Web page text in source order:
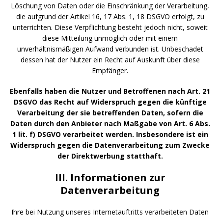
Löschung von Daten oder die Einschränkung der Verarbeitung,
die aufgrund der Artikel 16, 17 Abs. 1, 18 DSGVO erfolgt, zu
unterrichten. Diese Verpflichtung besteht jedoch nicht, soweit
diese Mitteilung unmöglich oder mit einem
unverhältnismäßigen Aufwand verbunden ist. Unbeschadet
dessen hat der Nutzer ein Recht auf Auskunft über diese
Empfänger.
Ebenfalls haben die Nutzer und Betroffenen nach Art. 21
DSGVO das Recht auf Widerspruch gegen die künftige
Verarbeitung der sie betreffenden Daten, sofern die
Daten durch den Anbieter nach Maßgabe von Art. 6 Abs.
1 lit. f) DSGVO verarbeitet werden. Insbesondere ist ein
Widerspruch gegen die Datenverarbeitung zum Zwecke
der Direktwerbung statthaft.
III. Informationen zur
Datenverarbeitung
Ihre bei Nutzung unseres Internetauftritts verarbeiteten Daten